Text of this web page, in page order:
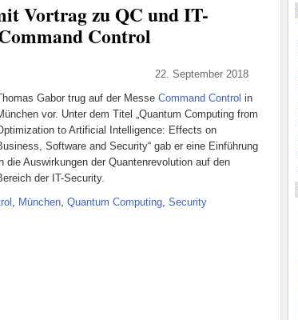
Vortrag zu QC und IT-
Control
22. September 2018
Gabor trug auf der MesseCommand Control in
vor. Unter dem Titel „Quantum Computing from
to Artificial Intelligence: Effects on
Software and Security“ gab er eine Einführung
die Auswirkungen der Quantenrevolution auf den
der IT-Security.
, München,Quantum Computing,Security